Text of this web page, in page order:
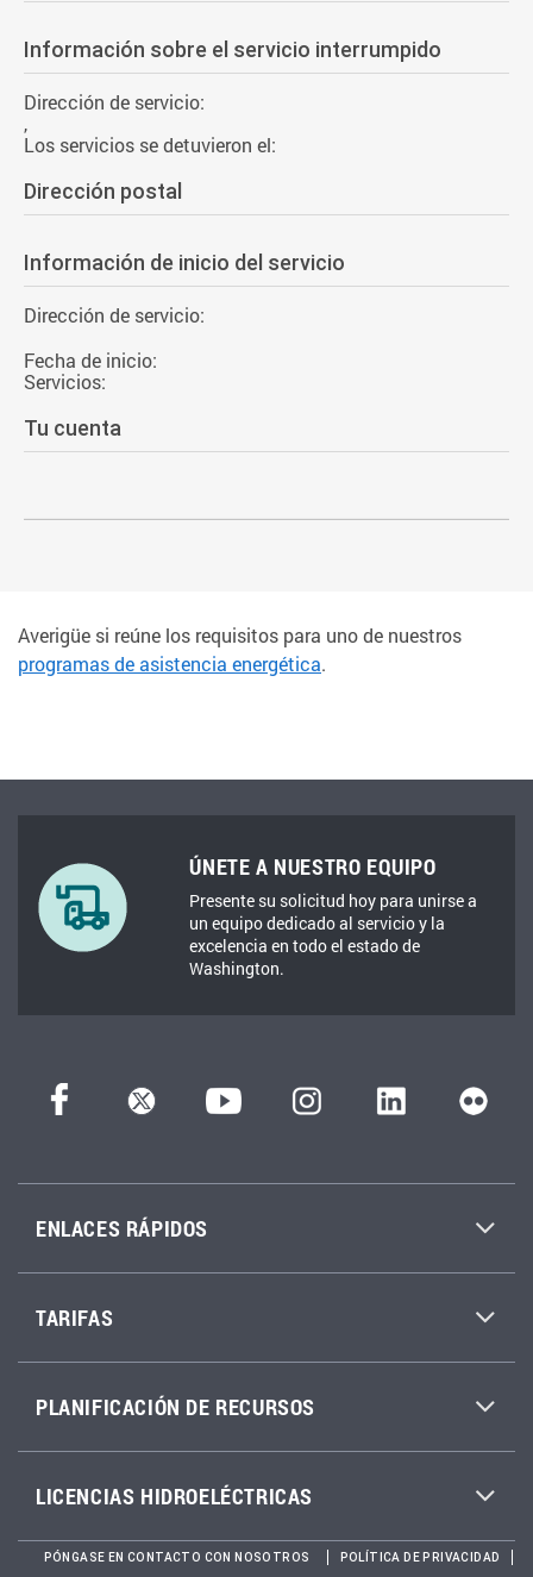
Información sobre el servicio interrumpido
Dirección de servicio:
,
Los servicios se detuvieron el:
Dirección postal
Información de inicio del servicio
Dirección de servicio:
Fecha de inicio:
Servicios:
Tu cuenta
Averigüe si reúne los requisitos para uno de nuestros
programas de asistencia energética.
ÚNETE A NUESTRO EQUIPO
Presente su solicitud hoy para unirse a
un equipo dedicado al servicio y la
excelencia en todo el estado de
Washington.
ENLACES RÁPIDOS
TARIFAS
PLANIFICACIÓN DE RECURSOS
LICENCIAS HIDROELÉCTRICAS
PÓNGASE EN CONTACTO CON NOSOTROS
POLÍTICA DE PRIVACIDAD